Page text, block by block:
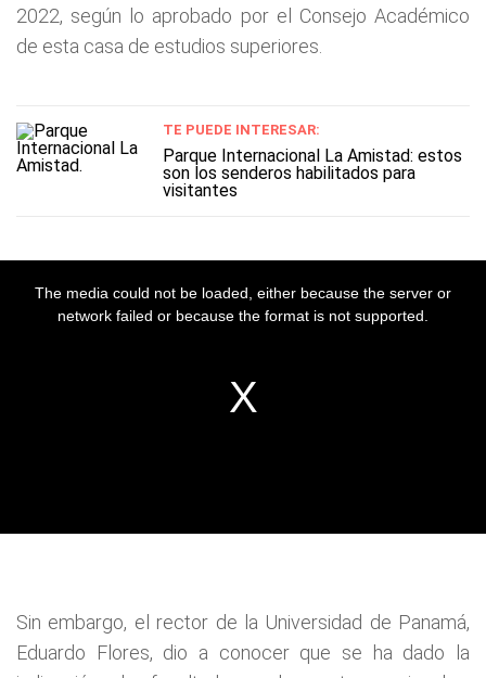
2022, según lo aprobado por el Consejo Académico
de esta casa de estudios superiores.
TE PUEDE INTERESAR:
Parque Internacional La Amistad: estos
son los senderos habilitados para
visitantes
Sin embargo, el rector de la Universidad de Panamá,
Eduardo Flores, dio a conocer que se ha dado la